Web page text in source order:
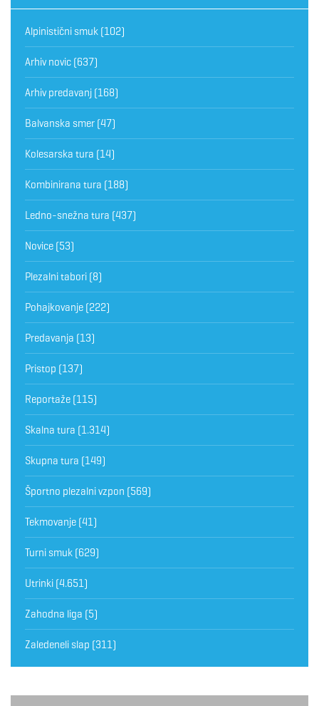
Alpinistični smuk (102)
Arhiv novic (637)
Arhiv predavanj (168)
Balvanska smer (47)
Kolesarska tura (14)
Kombinirana tura (188)
Ledno-snežna tura (437)
Novice (53)
Plezalni tabori (8)
Pohajkovanje (222)
Predavanja (13)
Pristop (137)
Reportaže (115)
Skalna tura (1.314)
Skupna tura (149)
Športno plezalni vzpon (569)
Tekmovanje (41)
Turni smuk (629)
Utrinki (4.651)
Zahodna liga (5)
Zaledeneli slap (311)